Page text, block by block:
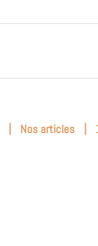
| Nos articles |